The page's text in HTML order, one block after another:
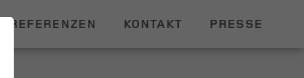
REFERENZEN KONTAKT PRESSE